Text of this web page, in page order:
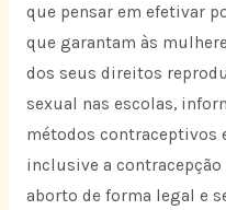
que pensar em efetivar
que garantam às
dos seus direitos
sexual nas escolas,
métodos contraceptivos
inclusive a contracepção
aborto de forma legal e